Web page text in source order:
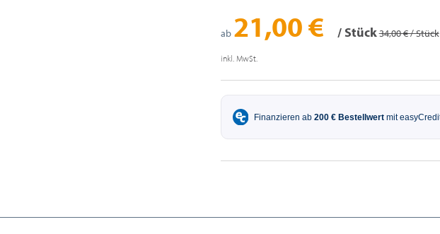
ab 21,00 € / Stück34,00 € / Stück
inkl. MwSt.